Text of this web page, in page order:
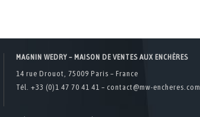
MAGNIN WEDRY – MAISON DE VENTES AUX ENCHÈRES
14 rue Drouot, 75009 Paris – France
Tél. +33 (0)1 47 70 41 41 – contact@mw-encheres.com